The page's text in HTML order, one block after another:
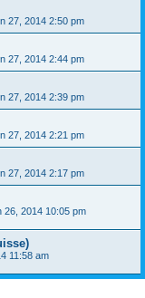
27, 2014 2:50 pm
27, 2014 2:44 pm
27, 2014 2:39 pm
27, 2014 2:21 pm
27, 2014 2:17 pm
26, 2014 10:05 pm
11:58 am